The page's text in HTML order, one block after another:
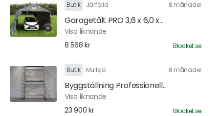
Butik Järfälla 8 månader
Garagetält PRO 3,6 x 6,0 x...
Visa liknande
8 568 kr
Blocket.se
Butik Mullsjö 8 månader
Byggställning Professionell...
Visa liknande
23 900 kr
Blocket.se